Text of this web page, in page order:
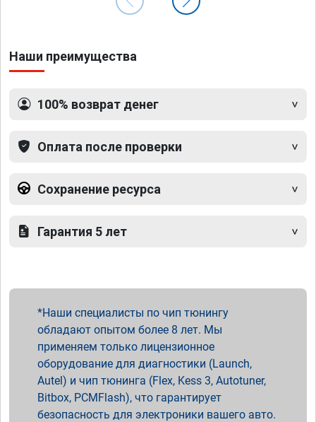
Наши преимущества
100% возврат денег
Оплата после проверки
Сохранение ресурса
Гарантия 5 лет
Наши специалисты по чип тюнингу
обладают опытом более 8 лет. Мы
применяем только лицензионное
оборудование для диагностики (Launch,
Autel) и чип тюнинга (Flex, Kess 3, Autotuner,
Bitbox, PCMFlash), что гарантирует
безопасность для электроники вашего авто.